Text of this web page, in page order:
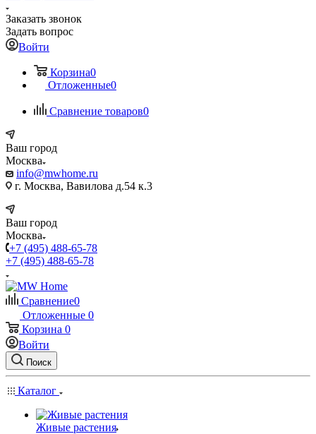
Заказать звонок
Задать вопрос
Войти
Корзина0
Отложенные0
Сравнение товаров0
Ваш город
Москва
info@mwhome.ru
г. Москва, Вавилова д.54 к.3
Ваш город
Москва
+7 (495) 488-65-78
+7 (495) 488-65-78
Сравнение0
Отложенные 0
Корзина 0
Войти
Поиск
Каталог
Живые растения